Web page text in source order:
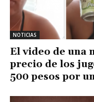
NOTICIAS
El video de una
precio de los
500 pesos por